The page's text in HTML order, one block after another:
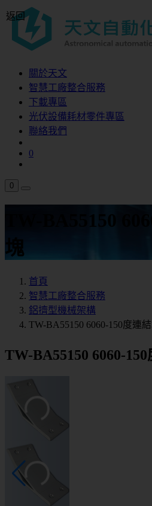
關於天文
智慧工廠整合服務
下載專區
光伏設備耗材零件專區
聯絡我們
0
0
TW-BA55150
塊
首頁
智慧工廠整合服務
鋁擠型機械架構
TW-BA55150 6060-150度連
TW-BA55150 6060-
返回